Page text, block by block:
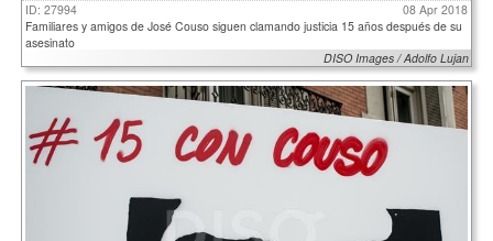
ID: 27994
08 Apr 2018
Familiares y amigos de José Couso siguen clamando justicia 15 años después de su
asesinato
DISO Images / Adolfo Lujan